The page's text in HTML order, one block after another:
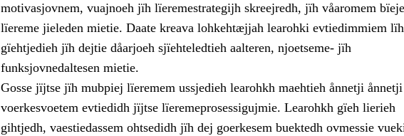
motivasjovnem, vuajnoeh jïh lïeremestrategijh skreejredh, jïh våaromem
lïereme jieleden mietie. Daate kreava lohkehtæjjah learohki evtiedimmiem
gïehtjedieh jïh dejtie dåarjoeh sjïehteledtieh aalteren, njoetseme- jïh
funksjovnedaltesen mietie.
Gosse jïjtse jïh mubpiej lïeremem ussjedieh learohkh maehtieh ånnetji ånnetji
voerkesvoetem evtiedidh jïjtse lïeremeprosessigujmie. Learohkh gïeh lierieh
gihtjedh, vaestiedassem ohtsedidh jïh dej goerkesem buektedh ovmessie